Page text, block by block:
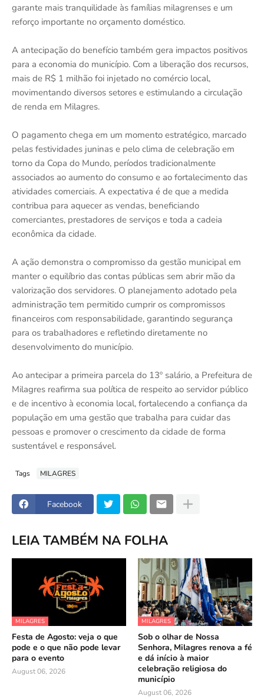
garante mais tranquilidade às famílias milagrenses e um
reforço importante no orçamento doméstico.
A antecipação do benefício também gera impactos positivos
para a economia do município. Com a liberação dos recursos,
mais de R$ 1 milhão foi injetado no comércio local,
movimentando diversos setores e estimulando a circulação
de renda em Milagres.
O pagamento chega em um momento estratégico, marcado
pelas festividades juninas e pelo clima de celebração em
torno da Copa do Mundo, períodos tradicionalmente
associados ao aumento do consumo e ao fortalecimento das
atividades comerciais. A expectativa é de que a medida
contribua para aquecer as vendas, beneficiando
comerciantes, prestadores de serviços e toda a cadeia
econômica da cidade.
A ação demonstra o compromisso da gestão municipal em
manter o equilíbrio das contas públicas sem abrir mão da
valorização dos servidores. O planejamento adotado pela
administração tem permitido cumprir os compromissos
financeiros com responsabilidade, garantindo segurança
para os trabalhadores e refletindo diretamente no
desenvolvimento do município.
Ao antecipar a primeira parcela do 13º salário, a Prefeitura de
Milagres reafirma sua política de respeito ao servidor público
e de incentivo à economia local, fortalecendo a confiança da
população em uma gestão que trabalha para cuidar das
pessoas e promover o crescimento da cidade de forma
sustentável e responsável.
Tags MILAGRES
Facebook
LEIA TAMBÉM NA FOLHA
MILAGRES
Festa de Agosto: veja o que
pode e o que não pode levar
para o evento
August 06, 2026
MILAGRES
Sob o olhar de Nossa
Senhora, Milagres renova a fé
e dá início à maior
celebração religiosa do
município
August 06, 2026